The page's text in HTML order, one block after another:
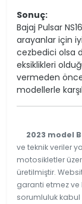
Sonuç:
Bajaj Pulsar
arayanlar için
cezbedici olsa
eksiklikleri
vermeden
modellerle
2023 model
ve teknik veriler
motosikletler
üretilmiştir.
garanti etmez ve
sorumluluk kabul